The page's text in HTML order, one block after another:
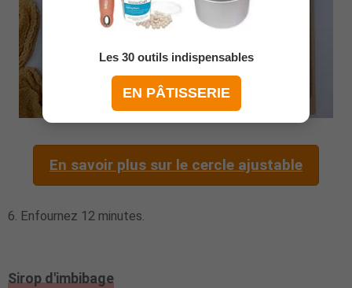
En savoir plus sur le cercle ajustable
6. Enfournez 12 minutes.
Sirop d'imbibage
Les 30 outils indispensables
EN PÂTISSERIE